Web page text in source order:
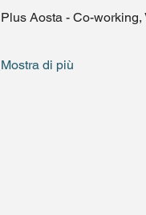
Plus Aosta - Co-
Mostra di più